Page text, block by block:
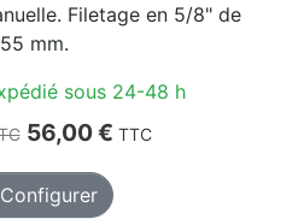
Filetage en 5/8" de
55 mm.
sous 24-48 h
Prix
56,00 € TTC
Configurer